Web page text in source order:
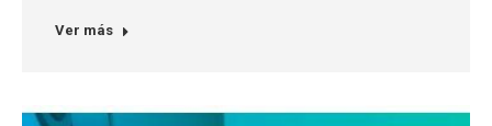
Ver más